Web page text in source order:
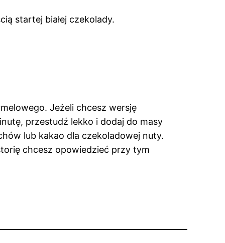
startej białej czekolady.
Jeżeli chcesz wersję
przestudź lekko i dodaj do masy
lub kakao dla czekoladowej nuty.
chcesz opowiedzieć przy tym